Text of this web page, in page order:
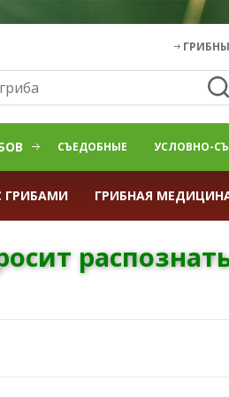
СЪЕДОБНЫЕ УСЛОВНО-
ГРИБАМИ ГРИБНАЯ